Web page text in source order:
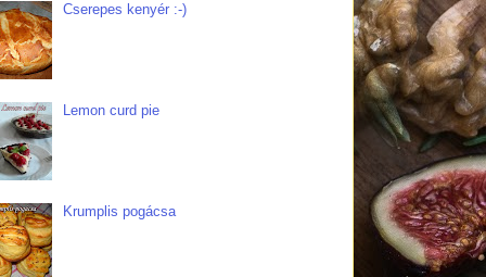
Cserepes kenyér :-)
Lemon curd pie
Krumplis pogácsa